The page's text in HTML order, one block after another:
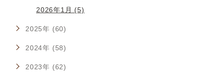
2026年1月 (5)
2025年 (60)
2024年 (58)
2023年 (62)